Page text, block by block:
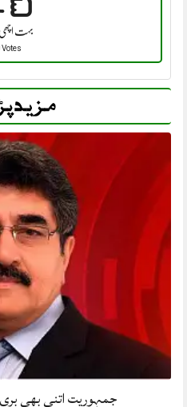
بہت
Votes
مزید
جمہوریت اتنی بھی